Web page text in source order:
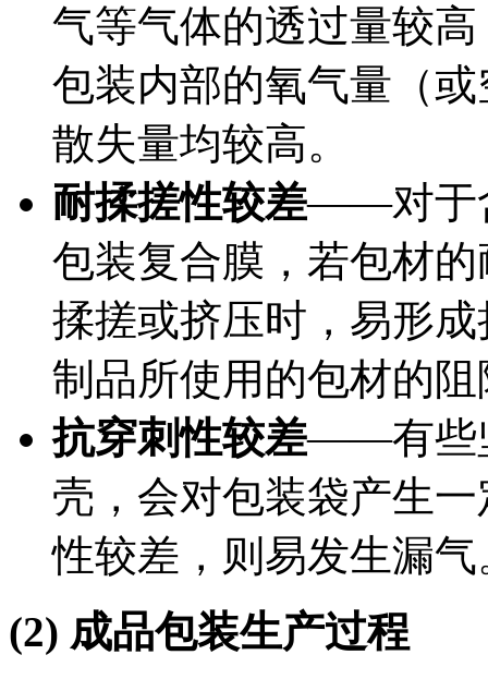
气等气体的透过量较
包装内部的氧气量（
散失量均较高。
耐揉搓性较差——对于
包装复合膜，若包材
揉搓或挤压时，易形
制品所使用的包材的
抗穿刺性较差——有些
壳，会对包装袋产生
性较差，则易发生漏气
(2) 成品包装生产过程